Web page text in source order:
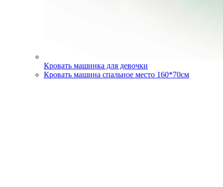
Кровать машинка для девочки
Кровать машина спальное место 160*70см